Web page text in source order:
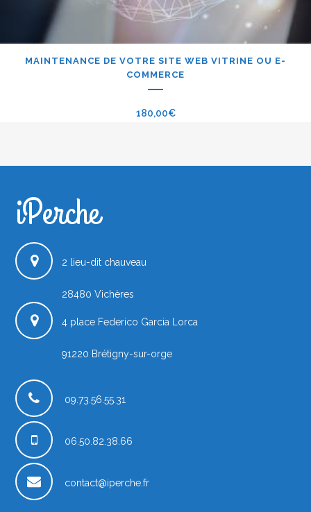
MAINTENANCE DE VOTRE SITE WEB VITRINE OU E-
COMMERCE
180,00€
iPerche.fr
iPerche
2 lieu-dit chauveau
28480 Vichères
4 place Federico Garcia Lorca
91220 Brétigny-sur-orge
09.73.56.55.31
06.50.82.38.66
contact@iperche.fr